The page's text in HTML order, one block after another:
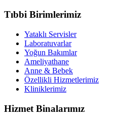
Tıbbi Birimlerimiz
Yataklı Servisler
Laboratuvarlar
Yoğun Bakımlar
Ameliyathane
Anne & Bebek
Özellikli Hizmetlerimiz
Kliniklerimiz
Hizmet Binalarımız